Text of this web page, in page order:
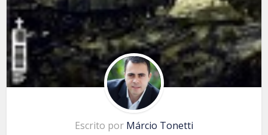
Escrito por Márcio Tonetti